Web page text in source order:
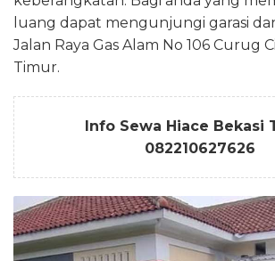
luang dapat mengunjungi garasi
Jalan Raya Gas Alam No 106 Curug
Timur.
Info Sewa Hiace Bekasi
082210627626